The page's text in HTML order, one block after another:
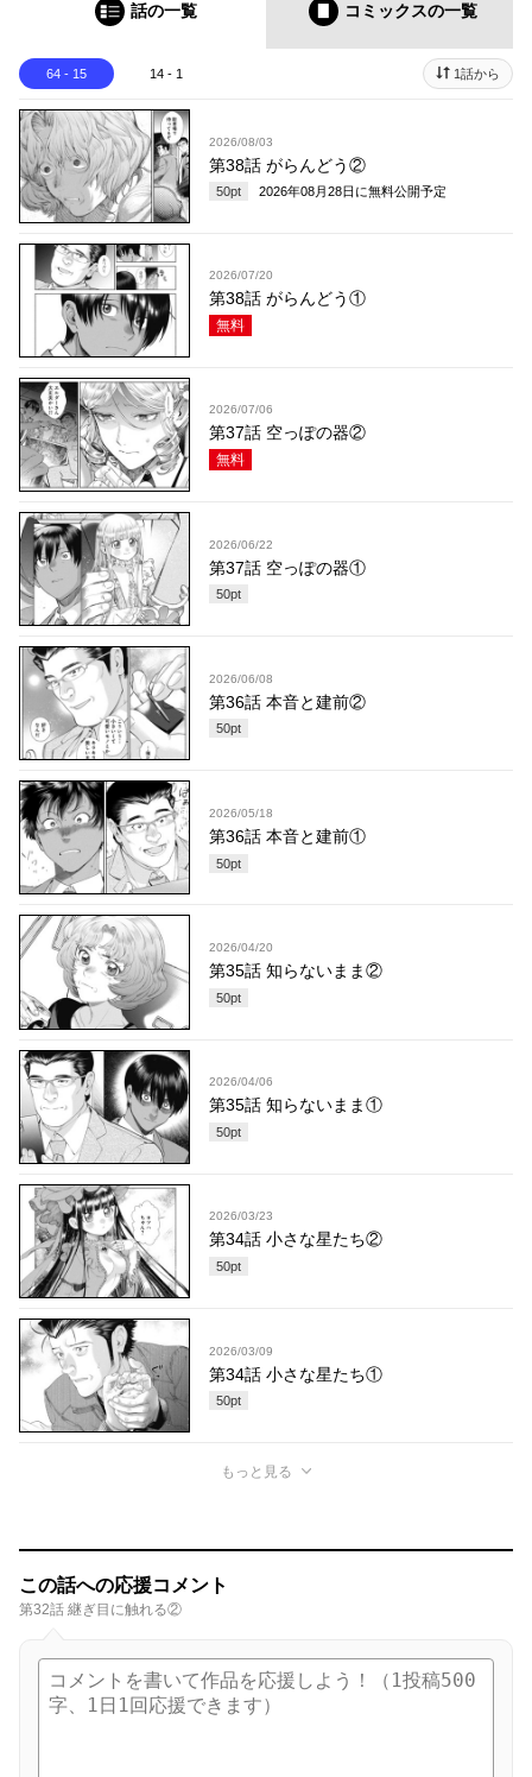
話の一覧 コミックスの一覧
64 - 15 14 - 1 1話から
2026/08/03
第38話 がらんどう②
50pt 2026年08月28日 に無料公開予定
2026/07/20
第38話 がらんどう①
無料
2026/07/06
第37話 空っぽの器②
無料
2026/06/22
第37話 空っぽの器①
50pt
2026/06/08
第36話 本音と建前②
50pt
2026/05/18
第36話 本音と建前①
50pt
2026/04/20
第35話 知らないまま②
50pt
2026/04/06
第35話 知らないまま①
50pt
2026/03/23
第34話 小さな星たち②
50pt
2026/03/09
第34話 小さな星たち①
50pt
もっと見る
この話への応援コメント
第32話 継ぎ目に触れる②